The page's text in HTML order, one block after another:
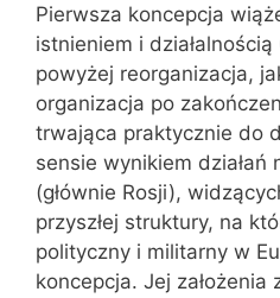
Pierwsza koncepcja
istnieniem i działalnością
powyżej reorganizacja,
organizacja po
trwająca praktycznie do
sensie wynikiem działań
(głównie Rosji),
przyszłej struktury, na
polityczny i militarny w
koncepcja. Jej założenia